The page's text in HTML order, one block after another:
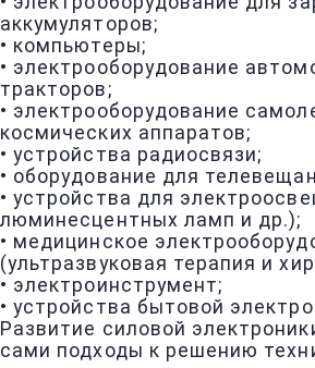
аккумуляторов;
• компьютеры;
• электрооборудование
тракторов;
• электрооборудование
космических аппаратов;
• устройства радиосвязи;
• оборудование для
• устройства для
люминесцентных ламп и др.);
• медицинское
(ультразвуковая терапия и
• электроинструмент;
• устройства бытовой
Развитие силовой
сами подходы к решению